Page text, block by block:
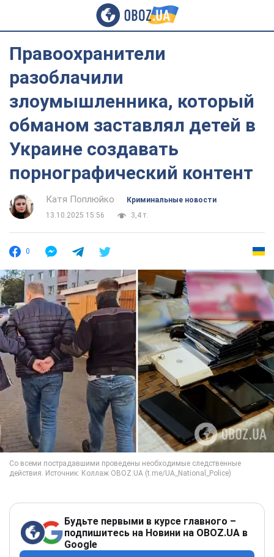
Правоохранители
разоблачили
злоумышленника, который
обманом заставлял детей в
Украине создавать
порнографический контент
Катя Поплюйко
Криминальные новости
13.10.2025 15:56
3,4 т.
0
Будьте первыми в курсе главного –
подпишитесь на Новини на OBOZ.UA в
Google